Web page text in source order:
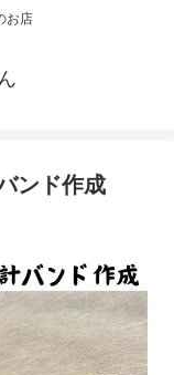
お店
ンド作成